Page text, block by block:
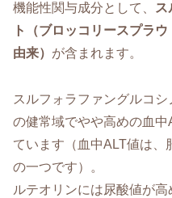
機能性関与成分として、
ス
ト（ブロッコリースプラ
由来） が含まれます。
スルフォラファングルコ
の健常域でやや高めの血
ています（血中ALT値は、
の一つです）。
ルテオリンには尿酸値が